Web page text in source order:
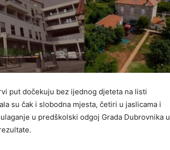
put dočekuju bez ijednog djeteta na listi
su čak i slobodna mjesta, četiri u jaslicama i
u predškolski odgoj Grada Dubrovnika u